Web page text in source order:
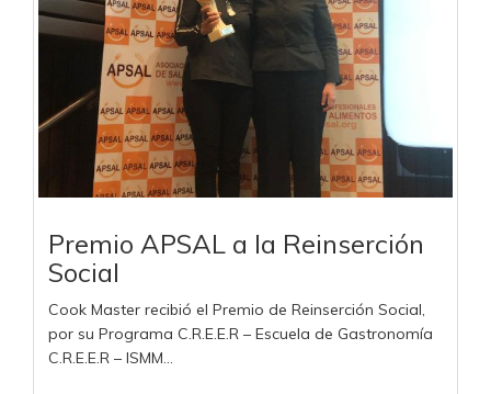
Premio APSAL a la Reinserción
Social
Cook Master recibió el Premio de Reinserción Social,
por su Programa C.R.E.E.R – Escuela de Gastronomía
C.R.E.E.R – ISMM...